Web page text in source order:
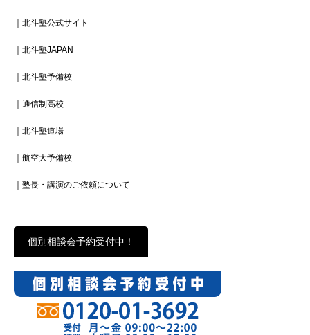
｜北斗塾公式サイト
｜北斗塾JAPAN
｜北斗塾予備校
｜通信制高校
｜北斗塾道場
｜航空大予備校
｜塾長・講演のご依頼について
個別相談会予約受付中！